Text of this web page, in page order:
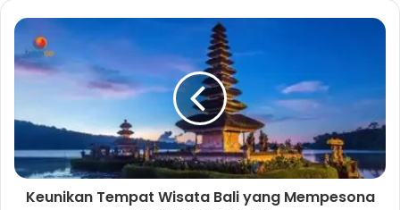
Keunikan Tempat Wisata Bali yang Mempesona